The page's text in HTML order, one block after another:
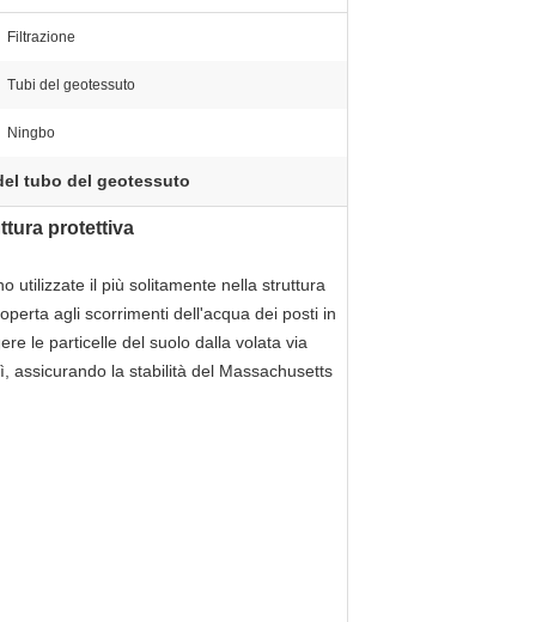
Filtrazione
Tubi del geotessuto
Ningbo
tubo del geotessuto
protettiva
utilizzate il più solitamente nella struttura
agli scorrimenti dell'acqua dei posti in
le particelle del suolo dalla volata via
assicurando la stabilità del Massachusetts